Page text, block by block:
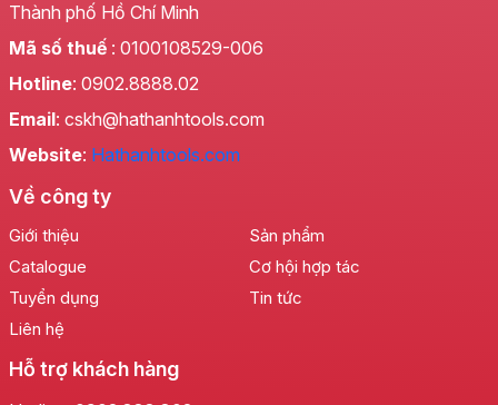
Với công suất mạnh mẽ 1600W,
17mm 1600W 8053
- Có Chức Năng Chống Rung ,
sở hữu khả năng đục phá ấn tượng, dễ dàng xử lý
các loại vật liệu cứng như bê tông, đá, gạch mà
không hề gặp trở ngại. Tốc độ đập cao kết hợp với
đáng kể, nâng cao năng suất lao động cho người sử
Thành phố Hồ Chí Minh
Mã số thuế : 0100108529-006
Hotline: 0902.8888.02
Email: cskh@hathanhtools.com
Website: Hathanhtools.com
Về công ty
Giới thiệu
Sản phẩm
Catalogue
Cơ hội hợp tác
Tuyển dụng
Tin tức
Liên hệ
Hỗ trợ khách hàng